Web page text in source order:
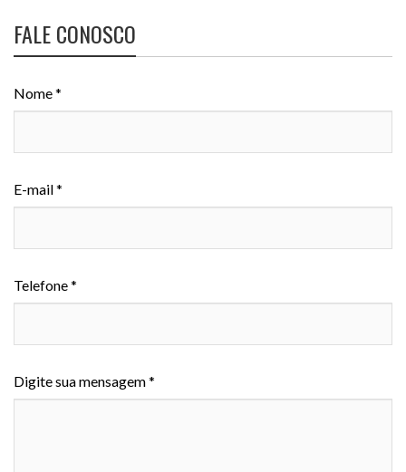
FALE CONOSCO
Nome *
E-mail *
Telefone *
Digite sua mensagem *